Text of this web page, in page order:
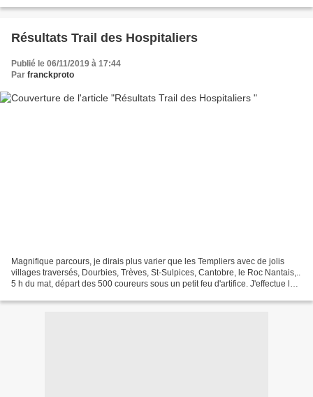
Résultats Trail des Hospitaliers
Publié le 06/11/2019 à 17:44
Par franckproto
Magnifique parcours, je dirais plus varier que les Templiers avec de jolis
villages traversés, Dourbies, Trèves, St-Sulpices, Cantobre, le Roc Nantais,..
5 h du mat, départ des 500 coureurs sous un petit feu d'artifice. J'effectue les